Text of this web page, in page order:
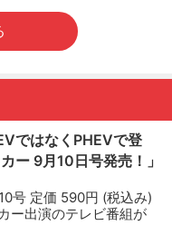
ではなくPHEVで登
ー 9月10日号発売！」
号 定価 590円 (税込み)
ー出演のテレビ番組が